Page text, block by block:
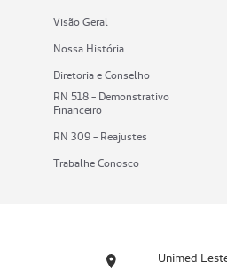
Visão Geral
Nossa História
Diretoria e Conselho
RN 518 - Demonstrativo
Financeiro
RN 309 - Reajustes
Trabalhe Conosco
Unimed